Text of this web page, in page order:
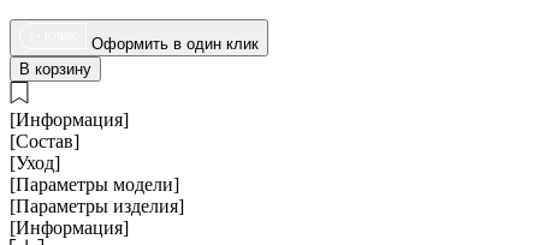
Оформить в один клик
В корзину
[Информация]
[Состав]
[Уход]
[Параметры модели]
[Параметры изделия]
[Информация]